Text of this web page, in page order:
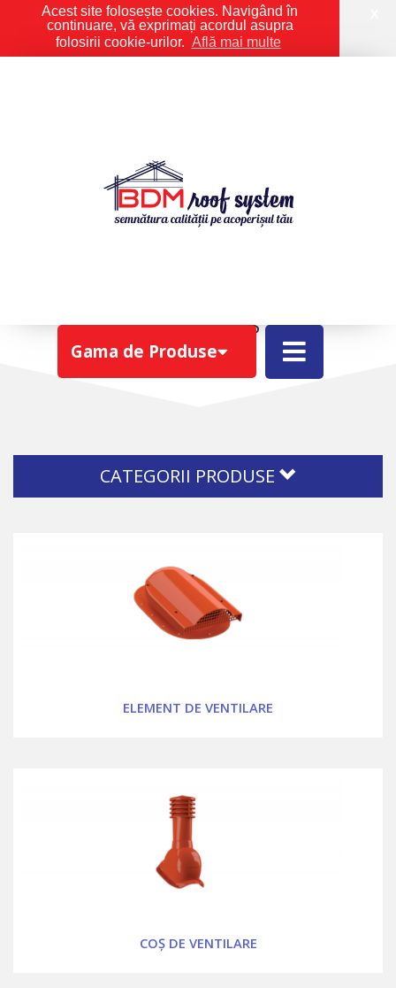
Acest site folosește cookies. Navigând în
continuare, vă exprimați acordul asupra
folosirii cookie-urilor. Află mai multe
Gama de Produse
ACOPERIS
CATEGORII PRODUSE
ELEMENT DE VENTILARE
COȘ DE VENTILARE